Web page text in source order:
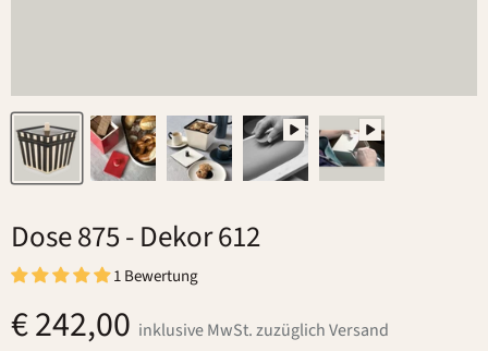
Dose 875- Dekor 612
1 Bewertung
€ 242,00 inklusive MwSt. zuzüglich Versand